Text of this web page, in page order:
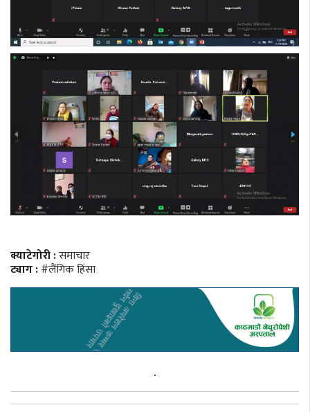
क्याटेगोरी :समाचार
ट्याग :#लैंगिक हिंसा